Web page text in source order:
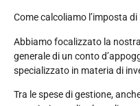
Come calcoliamo l’imposta
Abbiamo focalizzato la
generale di un conto
specializzato in materia di
Tra le spese di gestione,